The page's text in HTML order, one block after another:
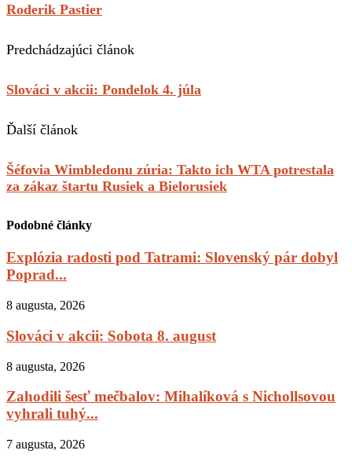
Roderik Pastier
Predchádzajúci článok
Slováci v akcii: Pondelok 4. júla
Ďalší článok
Šéfovia Wimbledonu zúria: Takto ich WTA potrestala
za zákaz štartu Rusiek a Bielorusiek
Podobné články
Explózia radosti pod Tatrami: Slovenský pár dobyl
Poprad...
8 augusta, 2026
Slováci v akcii: Sobota 8. august
8 augusta, 2026
Zahodili šesť mečbalov: Mihalíková s Nichollsovou
vyhrali tuhý...
7 augusta, 2026